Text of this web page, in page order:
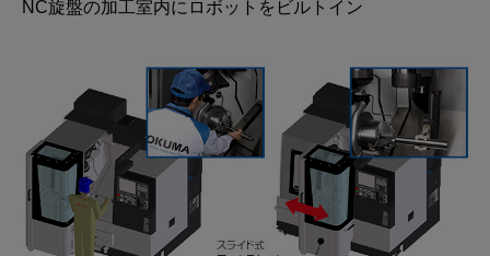
NC旋盤の加工室内にロボットをビルトイン